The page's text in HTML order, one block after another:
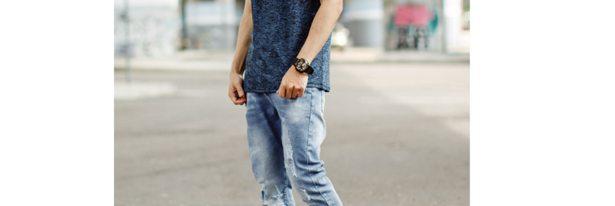
「AFTEE先享後付」，若未經同意申辦者引起之損失，本公司不負相關責
任。
４．使用「AFTEE先享後付」時，將依據個別帳號之用戶狀況，依本公司
即時審查核予不同之上限額度；若仍有額度不足之情形，本公司將視審查
結果請求用戶進行身份認證。
５．嚴禁一人註冊多個帳號或使用他人資訊註冊。若發現惡意使用之情
形，恩沛科技股份有限公司將有權停止該用戶之使用額度並採取法律行
動。